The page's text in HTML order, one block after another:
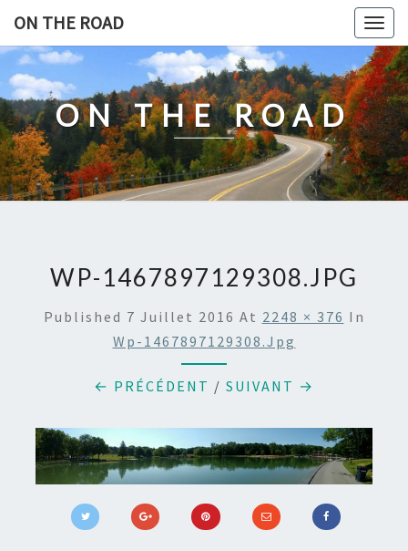
content
ON THE ROAD
ON THE ROAD
WP-1467897129308.JPG
Published 7 Juillet 2016 At 2248 × 376 In
Wp-1467897129308.jpg
← PRÉCÉDENT / SUIVANT →